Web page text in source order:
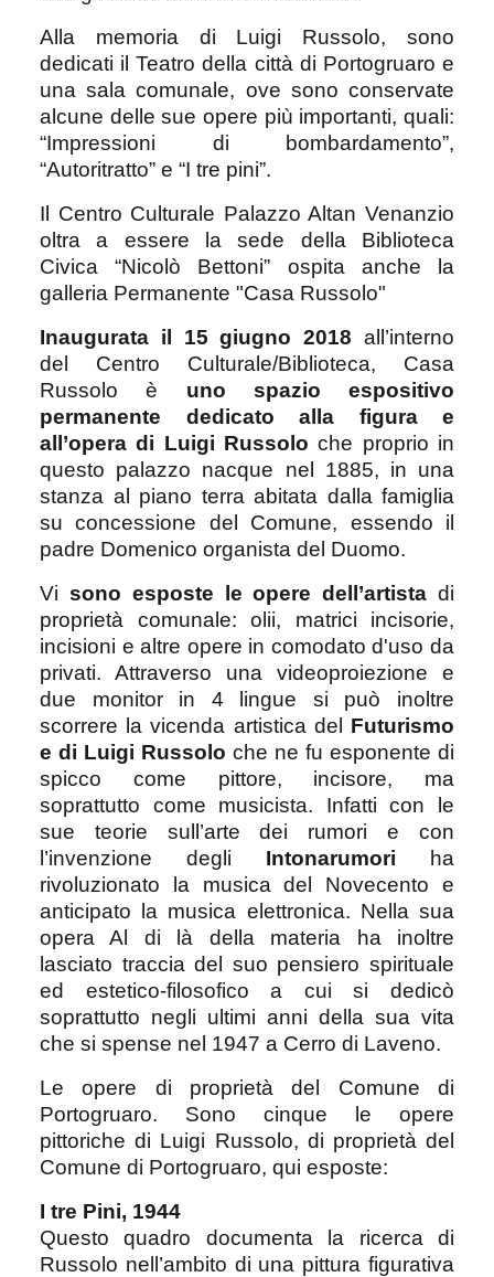
Alla memoria di Luigi Russolo, sono
dedicati il Teatro della città di Portogruaro e
una sala comunale, ove sono conservate
alcune delle sue opere più importanti, quali:
“Impressioni di bombardamento”,
“Autoritratto” e “I tre pini”.
Il Centro Culturale Palazzo Altan Venanzio
oltra a essere la sede della Biblioteca
Civica “Nicolò Bettoni” ospita anche la
galleria Permanente "Casa Russolo"
Inaugurata il 15 giugno 2018 all’interno
del Centro Culturale/Biblioteca, Casa
Russolo è uno spazio espositivo
permanente dedicato alla figura e
all’opera di Luigi Russolo che proprio in
questo palazzo nacque nel 1885, in una
stanza al piano terra abitata dalla famiglia
su concessione del Comune, essendo il
padre Domenico organista del Duomo.
Vi sono esposte le opere dell’artista di
proprietà comunale: olii, matrici incisorie,
incisioni e altre opere in comodato d'uso da
privati. Attraverso una videoproiezione e
due monitor in 4 lingue si può inoltre
scorrere la vicenda artistica del Futurismo
e di Luigi Russolo che ne fu esponente di
spicco come pittore, incisore, ma
soprattutto come musicista. Infatti con le
sue teorie sull’arte dei rumori e con
l’invenzione degli Intonarumori ha
rivoluzionato la musica del Novecento e
anticipato la musica elettronica. Nella sua
opera Al di là della materia ha inoltre
lasciato traccia del suo pensiero spirituale
ed estetico-filosofico a cui si dedicò
soprattutto negli ultimi anni della sua vita
che si spense nel 1947 a Cerro di Laveno.
Le opere di proprietà del Comune di
Portogruaro. Sono cinque le opere
pittoriche di Luigi Russolo, di proprietà del
Comune di Portogruaro, qui esposte:
I tre Pini, 1944
Questo quadro documenta la ricerca di
Russolo nell’ambito di una pittura figurativa